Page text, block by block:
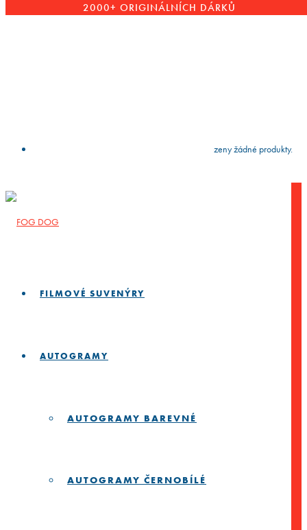
2000+ ORIGINÁLNÍCH DÁRKŮ
FILMOVÉ SUVENÝRY
AUTOGRAMY
AUTOGRAMY BAREVNÉ
AUTOGRAMY ČERNOBÍLÉ
press Nebyly nalezeny žádné produkty.